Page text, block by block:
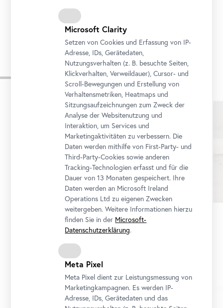
Arsenalstraße 1, 1030 Wien
Aus der Reihe
Walkshop mit der Polaroid-Kamera
Workshop • Belvedere 21
12. Dezember 2026 14:00 - 17:30
Microsoft Clarity
Setzen von Cookies und Erfassung von IP-
Adresse, IDs, Gerätedaten,
Nutzungsverhalten (z. B. besuchte Seiten,
Klickverhalten, Verweildauer), Cursor- und
Scroll-Bewegungen und Erstellung von
Verhaltensmetriken, Heatmaps und
Sitzungsaufzeichnungen zum Zweck der
Analyse der Websitenutzung und
Interaktion, um Services und
Marketingaktivitäten zu verbessern. Die
Daten werden mithilfe von First-Party- und
Third-Party-Cookies sowie anderen
Tracking-Technologien erfasst und für die
Dauer von 13 Monaten gespeichert. Ihre
Daten werden an Microsoft Ireland
Operations Ltd zu eigenen Zwecken
weitergeben. Weitere Informationen hierzu
finden Sie in der Microsoft-
Datenschutzerklärung.
Meta Pixel
Meta Pixel dient zur Leistungsmessung von
Marketingkampagnen. Es werden IP-
Adresse, IDs, Gerätedaten und das